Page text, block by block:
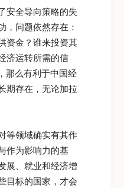
安全导向策略的失
，问题依然存在：
资金？谁来投资其
济运转所需的信
那么有利于中国经
期存在，无论加拉
等领域确实有其作
作为影响力的基
展、就业和经济增
目标的国家，才会